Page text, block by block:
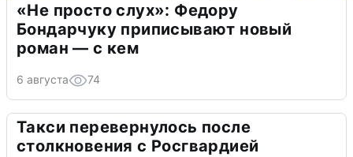
«Не просто слух»: Федору
Бондарчуку приписывают новый
роман — с кем
6 августа 74
Такси перевернулось после
столкновения с Росгвардией